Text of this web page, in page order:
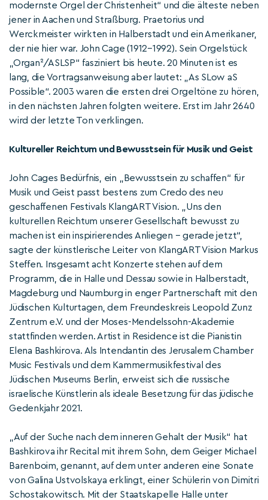
modernste Orgel der Christenheit“ und die älteste neben
jener in Aachen und Straßburg. Praetorius und
Werckmeister wirkten in Halberstadt und ein Amerikaner,
der nie hier war. John Cage (1912–1992). Sein Orgelstück
„Organ²/ASLSP“ fasziniert bis heute. 20 Minuten ist es
lang, die Vortragsanweisung aber lautet: „As SLow aS
Possible“. 2003 waren die ersten drei Orgeltöne zu hören,
in den nächsten Jahren folgten weitere. Erst im Jahr 2640
wird der letzte Ton verklingen.
Kultureller Reichtum und Bewusstsein für Musik und Geist
John Cages Bedürfnis, ein „Bewusstsein zu schaffen“ für
Musik und Geist passt bestens zum Credo des neu
geschaffenen Festivals KlangART Vision. „Uns den
kulturellen Reichtum unserer Gesellschaft bewusst zu
machen ist ein inspirierendes Anliegen – gerade jetzt“,
sagte der künstlerische Leiter von KlangART Vision Markus
Steffen. Insgesamt acht Konzerte stehen auf dem
Programm, die in Halle und Dessau sowie in Halberstadt,
Magdeburg und Naumburg in enger Partnerschaft mit den
Jüdischen Kulturtagen, dem Freundeskreis Leopold Zunz
Zentrum e.V. und der Moses-Mendelssohn-Akademie
stattfinden werden. Artist in Residence ist die Pianistin
Elena Bashkirova. Als Intendantin des Jerusalem Chamber
Music Festivals und dem Kammermusikfestival des
Jüdischen Museums Berlin, erweist sich die russische
israelische Künstlerin als ideale Besetzung für das jüdische
Gedenkjahr 2021.
„Auf der Suche nach dem inneren Gehalt der Musik“ hat
Bashkirova ihr Recital mit ihrem Sohn, dem Geiger Michael
Barenboim, genannt, auf dem unter anderen eine Sonate
von Galina Ustvolskaya erklingt, einer Schülerin von Dimitri
Schostakowitsch. Mit der Staatskapelle Halle unter